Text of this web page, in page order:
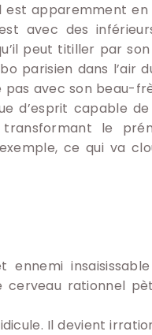
est apparemment
avec des
peut titiller par
parisien dans l’air
pas avec son beau-
d’esprit capable
transformant le
ce qui va
cerveau rationnel
Il devient